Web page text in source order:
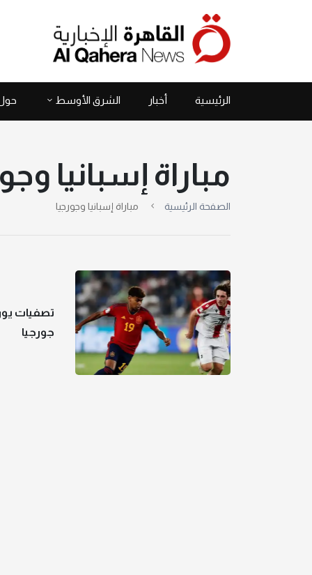
الرئيسية أخبار الشرق الأوسط
مباراة إسبانيا
الصفحة الرئيسية مباراة إسبانيا وجورجيا
جورجيا